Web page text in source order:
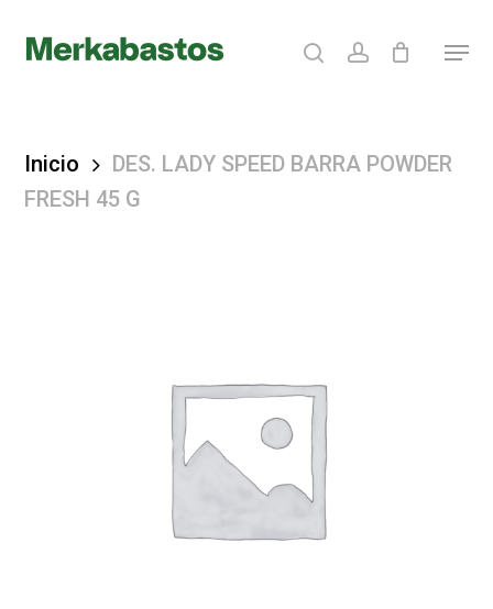
searchaccount Menu
Inicio
DES. LADY SPEED BARRA POWDER
FRESH 45 G
Close